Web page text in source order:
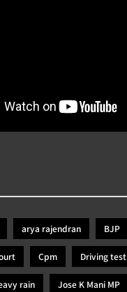
arya rajendran BJP
Cpm Driving test
rain Jose K Mani MP